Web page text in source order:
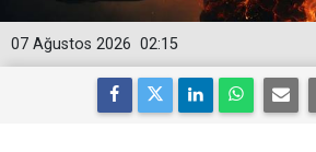
02:15
07 Ağustos 2026